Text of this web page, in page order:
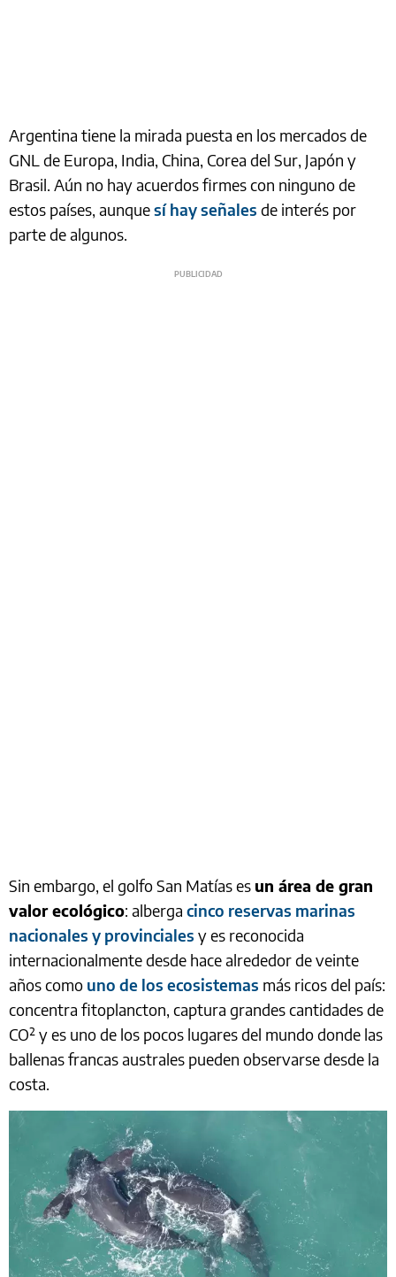
Argentina tiene la mirada puesta en los mercados de
GNL de Europa, India, China, Corea del Sur, Japón y
Brasil. Aún no hay acuerdos firmes con ninguno de
estos países, aunquesí hay señales de interés por
parte de algunos.
Sin embargo, el golfo San Matías es un área de gran
valor ecológico: alberga cinco reservas marinas
nacionales y provinciales y es reconocida
internacionalmente desde hace alrededor de veinte
años como uno de los ecosistemas más ricos del país:
concentra fitoplancton, captura grandes cantidades de
CO₂ y es uno de los pocos lugares del mundo donde las
ballenas francas australes pueden observarse desde la
costa.